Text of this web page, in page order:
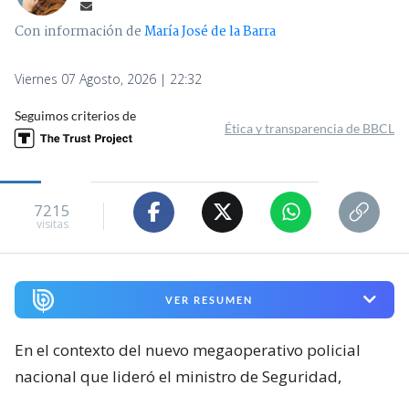
Con información deMaría José de la Barra
Viernes 07 Agosto, 2026 | 22:32
Seguimos criterios de
Ética y transparencia de BBCL
7215
visitas
VER RESUMEN
En el contexto del nuevo megaoperativo policial
nacional que lideró el ministro de Seguridad,